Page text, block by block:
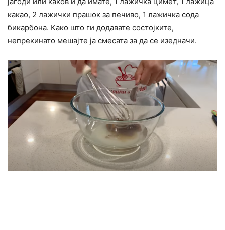
какао, 2 лажички прашок за печиво, 1 лажичка сода
бикарбона. Како што ги додавате состојките,
непрекинато мешајте ја смесата за да се изедначи.